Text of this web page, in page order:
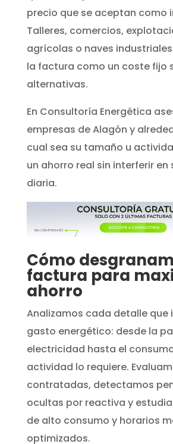
precio que se aceptan como
Talleres, comercios,
agrícolas o naves
la factura como un coste fijo
alternativas.
En Consultoría Energética
empresas de Alagón y
cual sea su tamaño u
un ahorro real sin interferir en
diaria.
Cómo
factura para
ahorro
Analizamos cada detalle que
gasto energético: desde la
electricidad hasta el
actividad lo requiere.
contratadas, detectamos
ocultas por reactiva y
de alto consumo y horarios
optimizados.